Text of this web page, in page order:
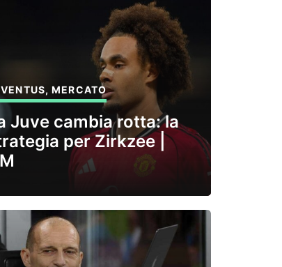
,MERCATO
Juve cambia rotta: la
per Zirkzee |